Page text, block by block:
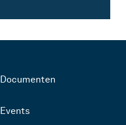
Documenten
Events